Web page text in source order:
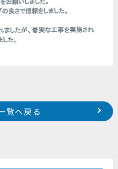
浜松市 天竜区 二俣町 Y様邸
覧へ戻る